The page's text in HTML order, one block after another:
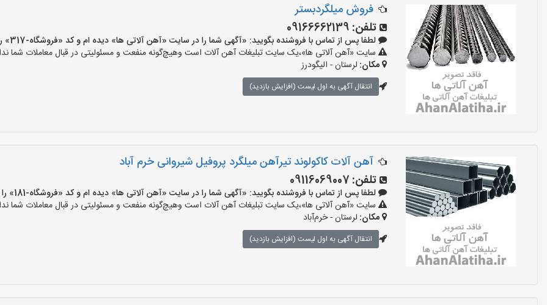
فروش میلگردبستر
تلفن: 09166662139
لطفا پس از تماس با فروشنده بگویید: «آگهی شما را در سایت «آهن آلاتی ها» دیده ام و کد «فروشگاه-317» را اعلام کنید»
سایت «آهن آلاتی ها»،یک سایت تبلیغات آهن آلات است وهیچ‌گونه منفعت و مسئولیتی در قبال معاملات شما
مکان: لرستان - الیگودرز
انتقال آگهی به اول لیست (افزایش بازدید)
آهن آلات کاکولوند تیرآهن میلگرد پروفیل شیروانی خرم آباد
تلفن: 09116069007
لطفا پس از تماس با فروشنده بگویید: «آگهی شما را در سایت «آهن آلاتی ها» دیده ام و کد «فروشگاه-181» را اعلام کنید»
سایت «آهن آلاتی ها»،یک سایت تبلیغات آهن آلات است وهیچ‌گونه منفعت و مسئولیتی در قبال معاملات شما
مکان: لرستان - خرم‌آباد
انتقال آگهی به اول لیست (افزایش بازدید)